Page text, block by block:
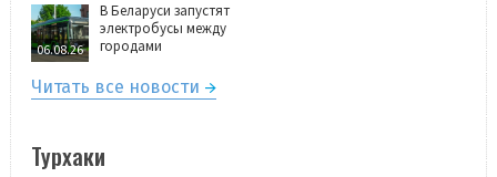
06.08.26
В Беларуси запустят
электробусы между
городами
Читать все новости
Турхаки